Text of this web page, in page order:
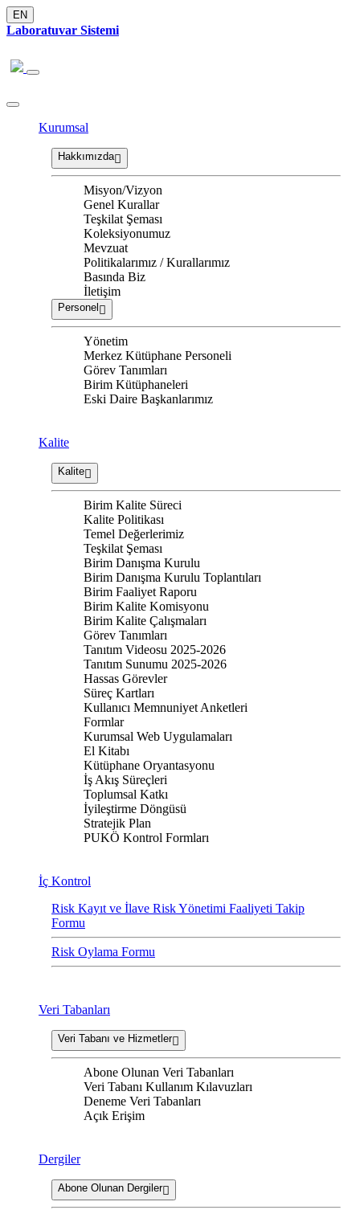
EN
Laboratuvar Sistemi
Kurumsal
Hakkımızda
Misyon/Vizyon
Genel Kurallar
Teşkilat Şeması
Koleksiyonumuz
Mevzuat
Politikalarımız / Kurallarımız
Basında Biz
İletişim
Personel
Yönetim
Merkez Kütüphane Personeli
Görev Tanımları
Birim Kütüphaneleri
Eski Daire Başkanlarımız
Kalite
Kalite
Birim Kalite Süreci
Kalite Politikası
Temel Değerlerimiz
Teşkilat Şeması
Birim Danışma Kurulu
Birim Danışma Kurulu Toplantıları
Birim Faaliyet Raporu
Birim Kalite Komisyonu
Birim Kalite Çalışmaları
Görev Tanımları
Tanıtım Videosu 2025-2026
Tanıtım Sunumu 2025-2026
Hassas Görevler
Süreç Kartları
Kullanıcı Memnuniyet Anketleri
Formlar
Kurumsal Web Uygulamaları
El Kitabı
Kütüphane Oryantasyonu
İş Akış Süreçleri
Toplumsal Katkı
İyileştirme Döngüsü
Stratejik Plan
PUKÖ Kontrol Formları
İç Kontrol
Risk Kayıt ve İlave Risk Yönetimi Faaliyeti Takip
Formu
Risk Oylama Formu
Veri Tabanları
Veri Tabanı ve Hizmetler
Abone Olunan Veri Tabanları
Veri Tabanı Kullanım Kılavuzları
Deneme Veri Tabanları
Açık Erişim
Dergiler
Abone Olunan Dergiler